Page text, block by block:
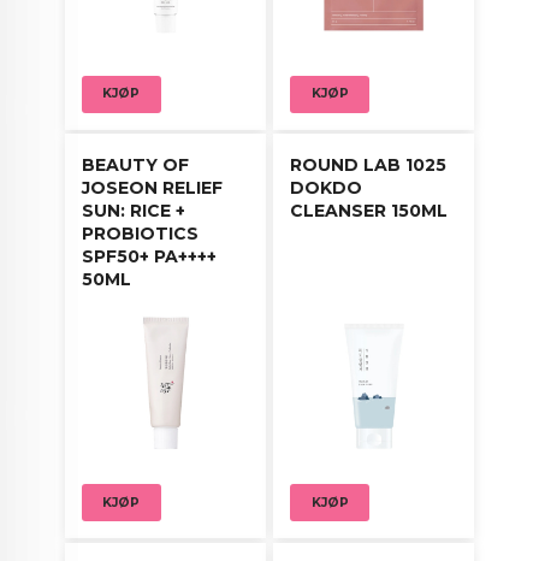
KJØP KJØP
BEAUTY OF
JOSEON RELIEF
SUN: RICE +
PROBIOTICS
SPF50+ PA++++
50ML
KJØP
ROUND LAB 1025
DOKDO
CLEANSER 150ML
KJØP